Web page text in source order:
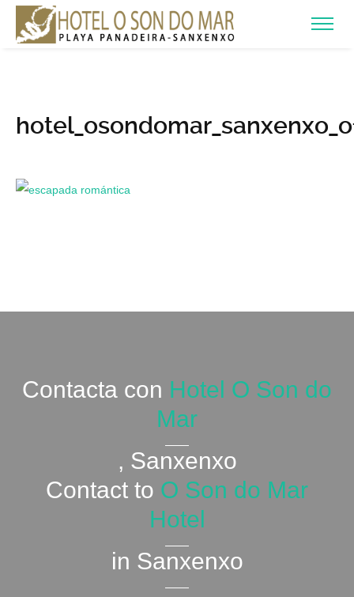
Contacta con Hotel O Son do
Mar
, Sanxenxo
Contact to O Son do Mar
Hotel
in Sanxenxo